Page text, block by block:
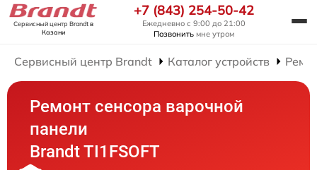
Сервисный центр Brandtв
Казани
+7 (843) 254-50-42
Ежедневно с 9:00 до 21:00
Позвонить мне утром
Сервисный центр Brandt Каталог устройств
Ремонт сенсора варочной
панели
Brandt TI1FSOFT